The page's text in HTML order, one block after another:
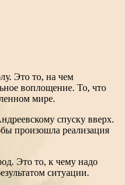
Это то, на чем
воплощение. То, что
мире.
спуску вверх.
произошла реализация
Это то, к чему надо
ситуации.